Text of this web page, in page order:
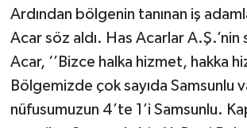
Ardından bölgenin tanınan iş
Acar söz aldı. Has Acarlar A.Ş.’nin
Acar, ‘’Bizce halka hizmet, hakka
Bölgemizde çok sayıda Samsunlu
nüfusumuzun 4’te 1’i Samsunlu.